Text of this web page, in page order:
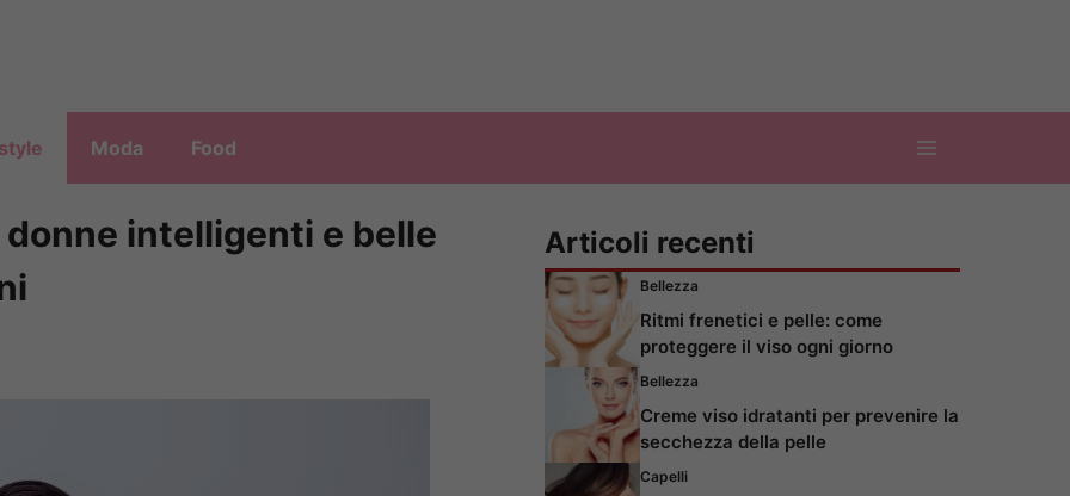
Moda Food
intelligenti e belle
Articoli recenti
Bellezza
Ritmi frenetici e pelle: come
proteggere il viso ogni giorno
Bellezza
Creme viso idratanti per prevenire la
secchezza della pelle
Capelli